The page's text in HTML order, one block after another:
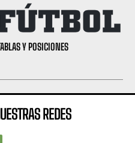
Y POSICIONES
REDES